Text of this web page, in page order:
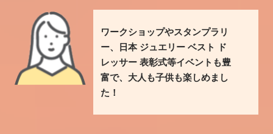
ワークショップやスタンプラリ
ー、日本 ジュエリー ベスト ド
レッサー 表彰式等イベントも豊
富で、大人も子供も楽しめまし
た！